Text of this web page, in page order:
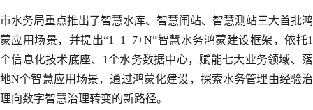
市水务局重点推出了智慧水库、智慧闸站、智慧测站三大首批鸿
蒙应用场景，并提出“1+1+7+N”智慧水务鸿蒙建设框架，依托1
个信息化技术底座、1个水务数据中心，赋能七大业务领域、落
地N个智慧应用场景，通过鸿蒙化建设，探索水务管理由经验治
理向数字智慧治理转变的新路径。